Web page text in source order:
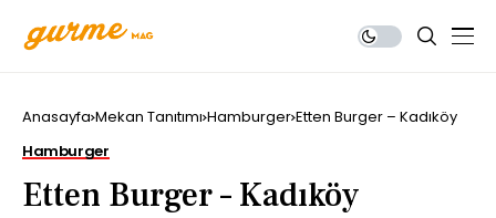
Anasayfa Mekan Tanıtımı Hamburger Etten Burger – Kadıköy
Hamburger
Etten Burger – Kadıköy